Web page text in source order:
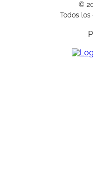
©
Todos los